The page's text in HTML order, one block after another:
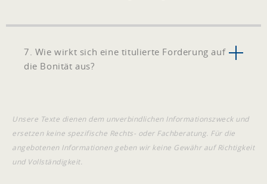
7. Wie wirkt sich eine titulierte Forderung auf
die Bonität aus?
Unsere Texte dienen dem unverbindlichen Informationszweck und
ersetzen keine spezifische Rechts- oder Fachberatung. Für die
angebotenen Informationen geben wir keine Gewähr auf Richtigkeit
und Vollständigkeit.